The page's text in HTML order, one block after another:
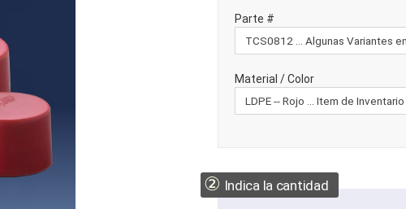
Parte #
Material / Color
② Indica la cantidad